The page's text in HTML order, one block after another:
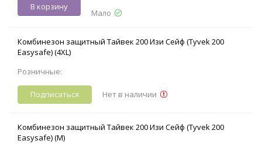
В корзину
Мало
Комбинезон защитный Тайвек 200 Изи Сейф (Tyvek 200
Easysafe) (4XL)
Розничные:
Подписаться Нет в наличии
Комбинезон защитный Тайвек 200 Изи Сейф (Tyvek 200
Easysafe) (M)